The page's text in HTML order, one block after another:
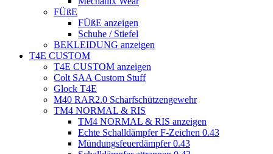
FÜßE
FÜßE anzeigen
Schuhe / Stiefel
BEKLEIDUNG anzeigen
T4E CUSTOM
T4E CUSTOM anzeigen
Colt SAA Custom Stuff
Glock T4E
M40 RAR2.0 Scharfschützengewehr
TM4 NORMAL & RIS
TM4 NORMAL & RIS anzeigen
Echte Schalldämpfer F-Zeichen 0.43
Mündungsfeuerdämpfer 0.43